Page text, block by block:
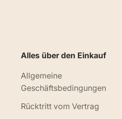
Alles über den Einkauf
Allgemeine
Geschäftsbedingungen
Rücktritt vom Vertrag